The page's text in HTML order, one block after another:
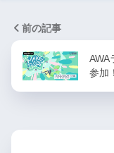
前の記事
AWA
参加